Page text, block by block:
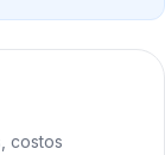
costos